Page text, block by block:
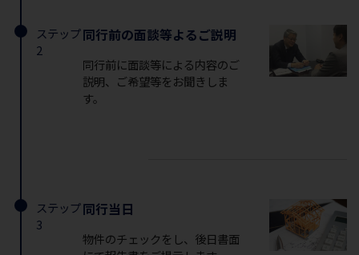
ステップ
2
同行前の面談等よるご説明
同行前に面談等による内容のご
説明、ご希望等をお聞きしま
す。
ステップ
3
同行当日
物件のチェックをし、後日書面